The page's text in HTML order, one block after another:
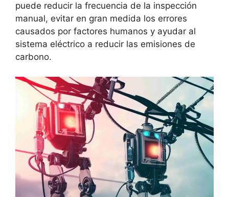
puede reducir la frecuencia de la inspección
manual, evitar en gran medida los errores
causados por factores humanos y ayudar al
sistema eléctrico a reducir las emisiones de
carbono.